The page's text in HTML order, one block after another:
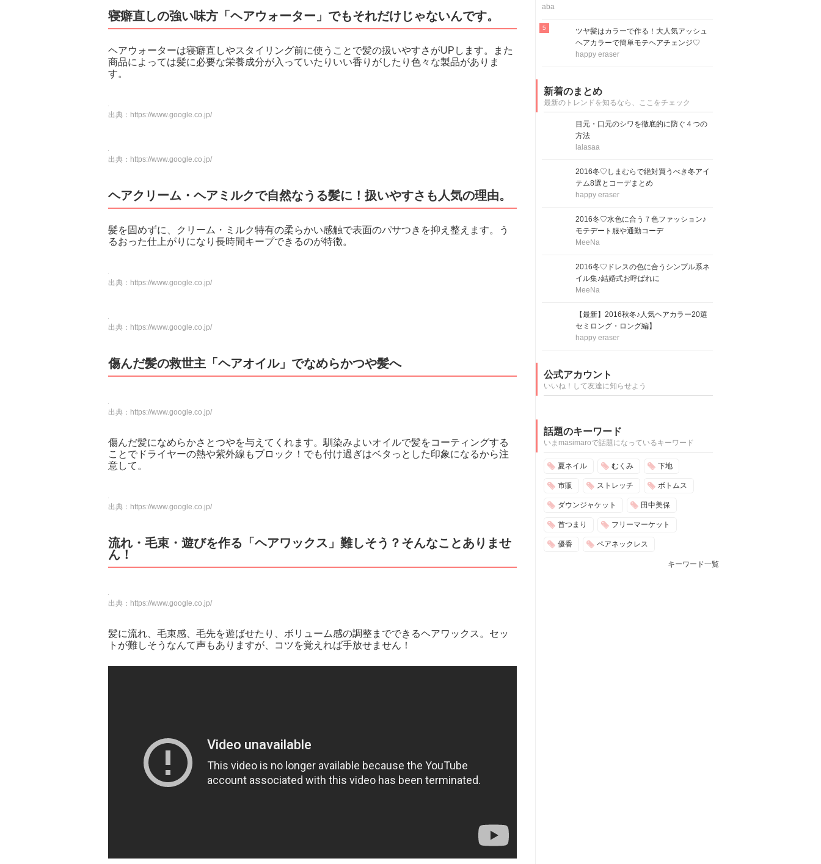
寝癖直しの強い味方「ヘアウォーター」でもそれだけじゃないんです。
ヘアウォーターは寝癖直しやスタイリング前に使うことで髪の扱いやすさがUPします。また
商品によっては髪に必要な栄養成分が入っていたりいい香りがしたり色々な製品がありま
す。
出典： https://www.google.co.jp/
出典： https://www.google.co.jp/
ヘアクリーム・ヘアミルクで自然なうる髪に！扱いやすさも人気の理由。
髪を固めずに、クリーム・ミルク特有の柔らかい感触で表面のパサつきを抑え整えます。う
るおった仕上がりになり長時間キープできるのが特徴。
出典： https://www.google.co.jp/
出典： https://www.google.co.jp/
傷んだ髪の救世主「ヘアオイル」でなめらかつや髪へ
出典： https://www.google.co.jp/
傷んだ髪になめらかさとつやを与えてくれます。馴染みよいオイルで髪をコーティングする
ことでドライヤーの熱や紫外線もブロック！でも付け過ぎはベタっとした印象になるから注
意して。
出典： https://www.google.co.jp/
流れ・毛束・遊びを作る「ヘアワックス」難しそう？そんなことありませ
ん！
出典： https://www.google.co.jp/
髪に流れ、毛束感、毛先を遊ばせたり、ボリューム感の調整までできるヘアワックス。セッ
トが難しそうなんて声もありますが、コツを覚えれば手放せません！
aba
ツヤ髪はカラーで作る！大人気アッシュ
ヘアカラーで簡単モテヘアチェンジ♡
happy eraser
新着のまとめ
最新のトレンドを知るなら、ここをチェック
目元・口元のシワを徹底的に防ぐ４つの
方法
lalasaa
2016冬♡しまむらで絶対買うべき冬アイ
テム8選とコーデまとめ
happy eraser
2016冬♡水色に合う７色ファッション♪
モテデート服や通勤コーデ
MeeNa
2016冬♡ドレスの色に合うシンプル系ネ
イル集♪結婚式お呼ばれに
MeeNa
【最新】2016秋冬♪人気ヘアカラー20選
セミロング・ロング編】
happy eraser
公式アカウント
いいね！して友達に知らせよう
話題のキーワード
いまmasimaroで話題になっているキーワード
夏ネイル むくみ 下地
市販 ストレッチ ボトムス
ダウンジャケット 田中美保
首つまり フリーマーケット
優香 ペアネックレス
キーワード一覧